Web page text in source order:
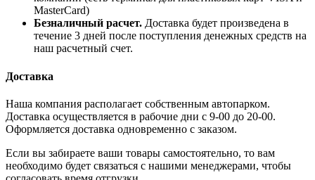
MasterCard)
Безналичный расчет. Доставка будет произведена в
течение 3 дней после поступления денежных средств на
наш расчетный счет.
Доставка
Наша компания располагает собственным автопарком.
Доставка осуществляется в рабочие дни с 9-00 до 20-00.
Оформляется доставка одновременно с заказом.
Если вы забираете ваши товары самостоятельно, то вам
необходимо будет связаться с нашими менеджерами, чтобы